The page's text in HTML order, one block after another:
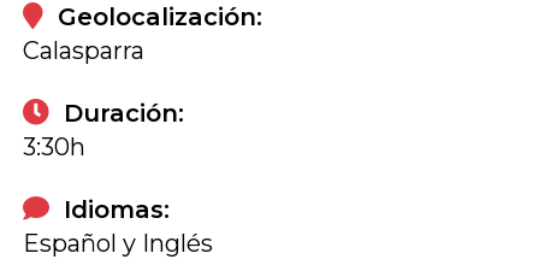
Geolocalización:
Calasparra
Duración:
3:30h
Idiomas:
Español y Inglés